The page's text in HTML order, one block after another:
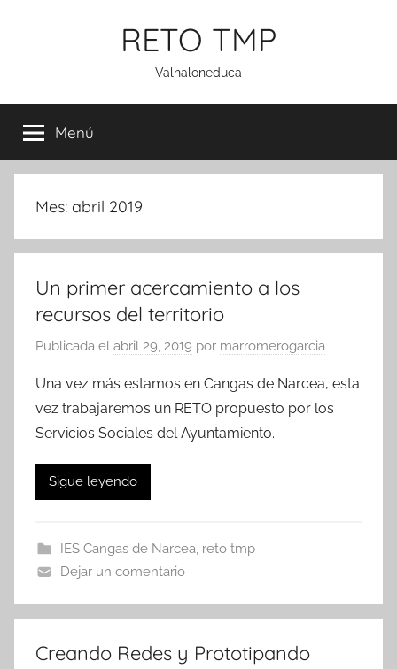
RETO TMP
Valnaloneduca
Menú
Mes: abril 2019
Un primer acercamiento a los
recursos del territorio
Publicada el abril 29, 2019 por marromerogarcia
Una vez más estamos en Cangas de Narcea, esta
vez trabajaremos un RETO propuesto por los
Servicios Sociales del Ayuntamiento.
Sigue leyendo
IES Cangas de Narcea reto tmp
Dejar un comentario
Creando Redes y Prototipando